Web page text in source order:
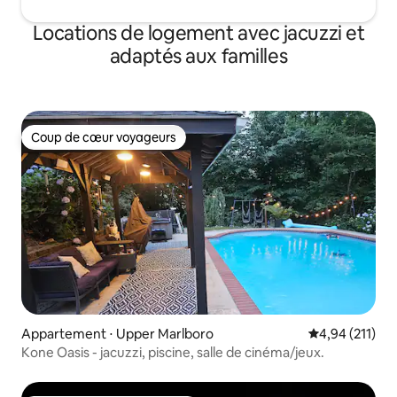
Locations de logement avec jacuzzi et
adaptés aux familles
Coup de cœur voyageurs
Coup de cœur voyageurs
Appartement ⋅ Upper Marlboro Évaluation
4,94 (211)
Kone Oasis - jacuzzi, piscine, salle de cinéma/jeux.